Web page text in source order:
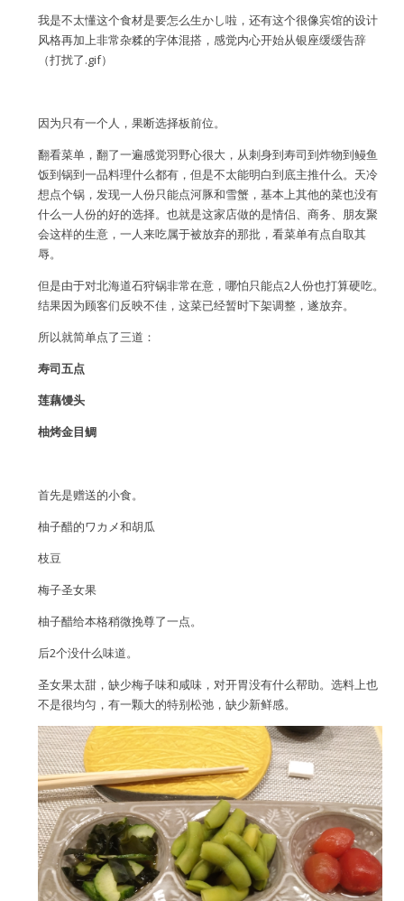
我是不太懂这个食材是要怎么生かし啦，还有这个很像宾馆的设计
风格再加上非常杂糅的字体混搭，感觉内心开始从银座缓缓告辞
（打扰了.gif）
因为只有一个人，果断选择板前位。
翻看菜单，翻了一遍感觉羽野心很大，从刺身到寿司到炸物到鳗鱼
饭到锅到一品料理什么都有，但是不太能明白到底主推什么。天冷
想点个锅，发现一人份只能点河豚和雪蟹，基本上其他的菜也没有
什么一人份的好的选择。也就是这家店做的是情侣、商务、朋友聚
会这样的生意，一人来吃属于被放弃的那批，看菜单有点自取其
辱。
但是由于对北海道石狩锅非常在意，哪怕只能点2人份也打算硬吃。
结果因为顾客们反映不佳，这菜已经暂时下架调整，遂放弃。
所以就简单点了三道：
寿司五点
莲藕馒头
柚烤金目鲷
首先是赠送的小食。
柚子醋的ワカメ和胡瓜
枝豆
梅子圣女果
柚子醋给本格稍微挽尊了一点。
后2个没什么味道。
圣女果太甜，缺少梅子味和咸味，对开胃没有什么帮助。选料上也
不是很均匀，有一颗大的特别松弛，缺少新鲜感。